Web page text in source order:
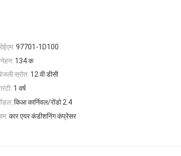
97701-1D100
134 क
स्रोत: 12 वी डीसी
1 वर्ष
किआ कार्निवल/रोंडो 2.4
कार एयर कंडीशनिंग कंप्रेसर